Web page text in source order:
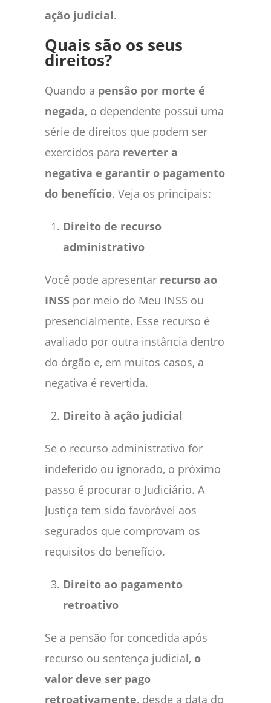
ação judicial.
Quais são os seus
direitos?
Quando a pensão por morte é
negada, o dependente possui uma
série de direitos que podem ser
exercidos para reverter a
negativa e garantir o pagamento
do benefício. Veja os principais:
Direito de recurso
administrativo
Você pode apresentar recurso ao
INSS por meio do Meu INSS ou
presencialmente. Esse recurso é
avaliado por outra instância dentro
do órgão e, em muitos casos, a
negativa é revertida.
Direito à ação judicial
Se o recurso administrativo for
indeferido ou ignorado, o próximo
passo é procurar o Judiciário. A
Justiça tem sido favorável aos
segurados que comprovam os
requisitos do benefício.
Direito ao pagamento
retroativo
Se a pensão for concedida após
recurso ou sentença judicial, o
valor deve ser pago
retroativamente, desde a data do